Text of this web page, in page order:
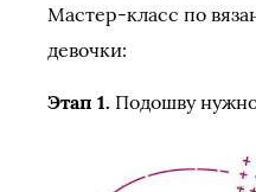
Мастер-класс по
девочки:
Этап 1. Подошву